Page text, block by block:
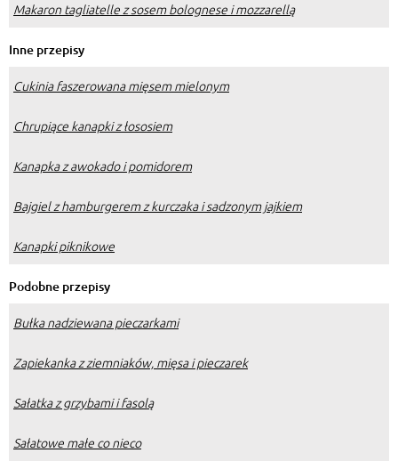
Makaron tagliatelle z sosem bolognese i mozzarellą
Inne przepisy
Cukinia faszerowana mięsem mielonym
Chrupiące kanapki z łososiem
Kanapka z awokado i pomidorem
Bajgiel z hamburgerem z kurczaka i sadzonym jajkiem
Kanapki piknikowe
Podobne przepisy
Bułka nadziewana pieczarkami
Zapiekanka z ziemniaków, mięsa i pieczarek
Sałatka z grzybami i fasolą
Sałatowe małe co nieco